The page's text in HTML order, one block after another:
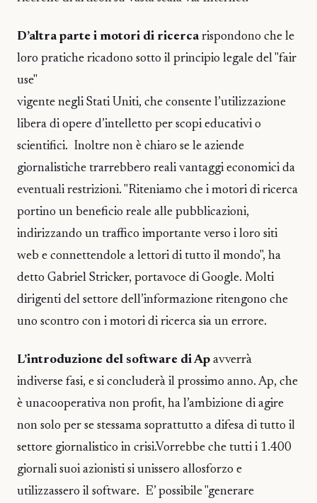
D’altra parte i motori di ricercarispondono che le
loro pratiche ricadono sotto il principio legale del "fair
use"
vigente negli Stati Uniti, che consente l’utilizzazione
libera di opere d’intelletto per scopi educativi o
scientifici. Inoltre non è chiaro se le aziende
giornalistiche trarrebbero reali vantaggi economici da
eventuali restrizioni. "Riteniamo che i motori di ricerca
portino un beneficio reale alle pubblicazioni,
indirizzando un traffico importante verso i loro siti
web e connettendole a lettori di tutto il mondo", ha
detto Gabriel Stricker, portavoce di Google. Molti
dirigenti del settore dell’informazione ritengono che
uno scontro con i motori di ricerca sia un errore.
L’introduzione del software di Ap avverrà
indiverse fasi, e si concluderà il prossimo anno. Ap, che
è unacooperativa non profit, ha l’ambizione di agire
non solo per se stessama soprattutto a difesa di tutto il
settore giornalistico in crisi.Vorrebbe che tutti i 1.400
giornali suoi azionisti si unissero allosforzo e
utilizzassero il software. E’ possibile "generare